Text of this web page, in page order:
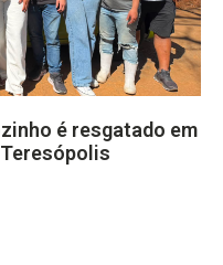
é resgatado em